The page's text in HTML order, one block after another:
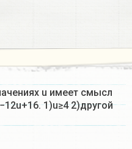
u имеет смысл
1)u≥4 2)другой